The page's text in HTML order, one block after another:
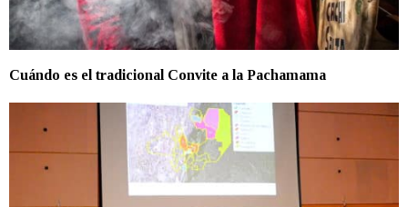
Cuándo es el tradicional Convite a la Pachamama